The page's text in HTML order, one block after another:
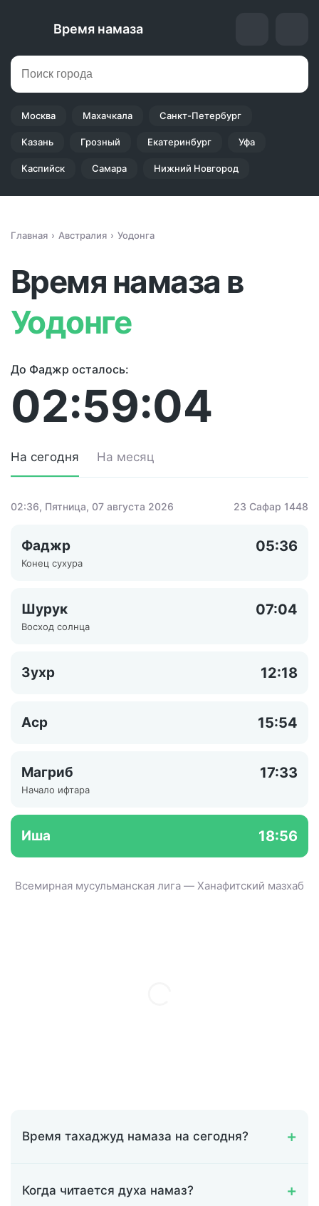
Время намаза
Москва Махачкала Санкт-Петербург
Казань Грозный Екатеринбург Уфа
Каспийск Самара Нижний Новгород
Главная Австралия Уодонга
Время намаза в
Уодонге
До Фаджр осталось:
02:59:04
На сегодня На месяц
02:36, Пятница, 07 августа 2026 23 Сафар 1448
Фаджр 05:36
Конец сухура
Шурук 07:04
Восход солнца
Зухр 12:18
Аср 15:54
Магриб 17:33
Начало ифтара
Иша 18:56
Всемирная мусульманская лига — Ханафитский мазхаб
Время тахаджуд намаза на сегодня?
Когда читается духа намаз?